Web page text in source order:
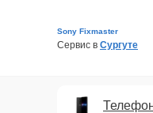
Sony Fixmaster
Сервис в Сургуте